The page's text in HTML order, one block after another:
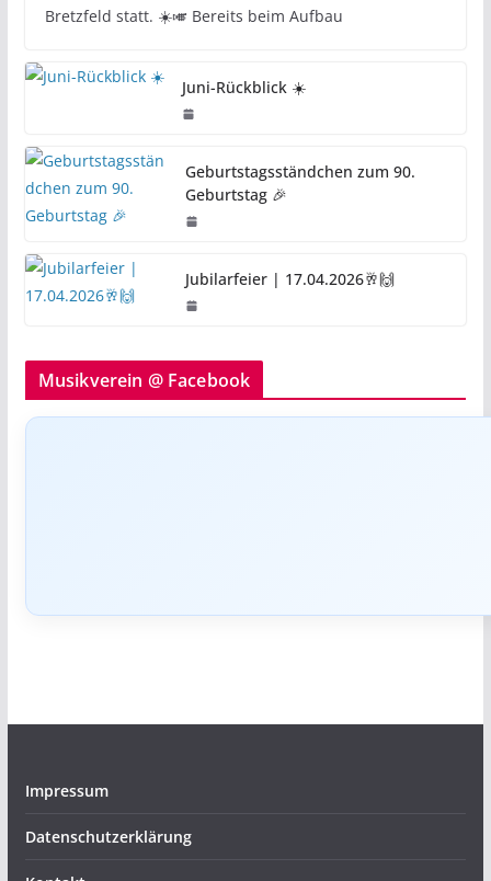
Bretzfeld statt. ☀️🎺 Bereits beim Aufbau
Juni-Rückblick ☀️
Geburtstagsständchen zum 90.
Geburtstag 🎉
Jubilarfeier | 17.04.2026🥂🙌
Musikverein @ Facebook
Impressum
Datenschutzerklärung